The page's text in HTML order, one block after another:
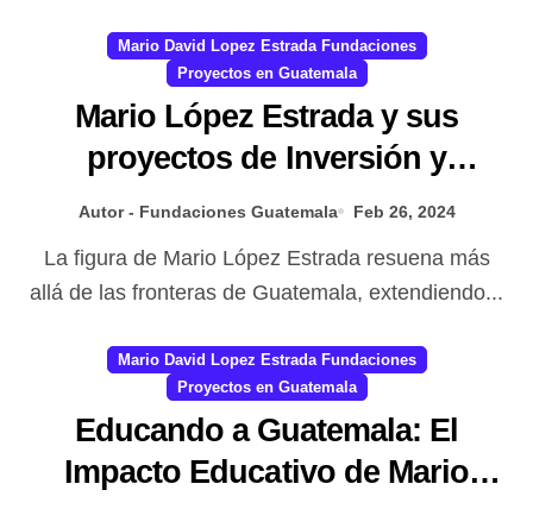
Mario David Lopez Estrada Fundaciones
Proyectos en Guatemala
Mario López Estrada y sus
proyectos de Inversión y
Desarrollo entre Guatemala y
Paraguay
Autor - Fundaciones Guatemala Feb 26, 2024
La figura de Mario López Estrada resuena más
allá de las fronteras de Guatemala, extendiendo...
Mario David Lopez Estrada Fundaciones
Proyectos en Guatemala
Educando a Guatemala: El
Impacto Educativo de Mario